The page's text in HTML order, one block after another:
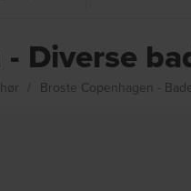
Diverse
Broste Copenhagen -